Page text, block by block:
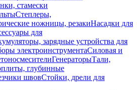
стамески
Степлеры,
ножницы, резакиНасадки для
для
зарядные устройства для
электроинструментаСиловая и
ГенераторыТали,
глубинные
швовСтойки, дрели для